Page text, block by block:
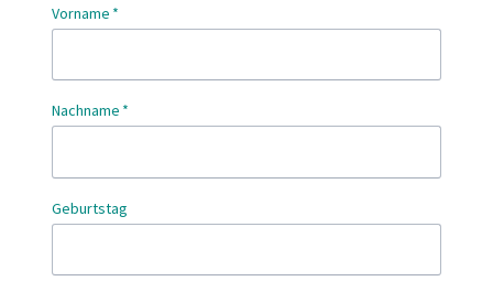
Pflichtfeld
Vorname *
Pflichtfeld
Nachname *
Geburtstag